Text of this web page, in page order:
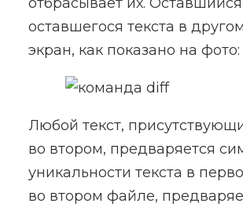
оставшегося текста в
экран, как показано на фото:
Любой текст,
во втором, предваряется
уникальности текста в
во втором файле,